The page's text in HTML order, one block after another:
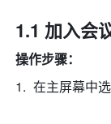
1.1 加入会
操作步骤：
在主屏幕中